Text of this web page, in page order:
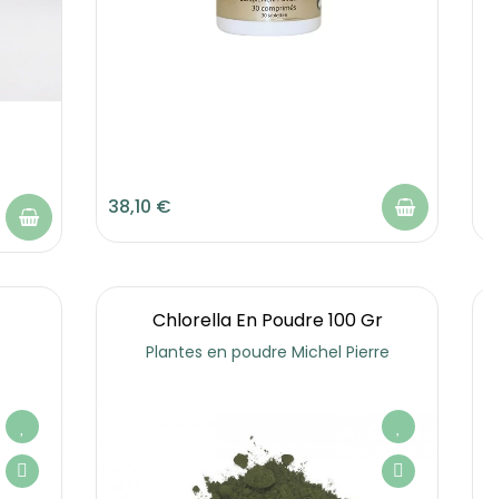
38,10 €
Chlorella En Poudre 100 Gr
Plantes en poudre Michel Pierre